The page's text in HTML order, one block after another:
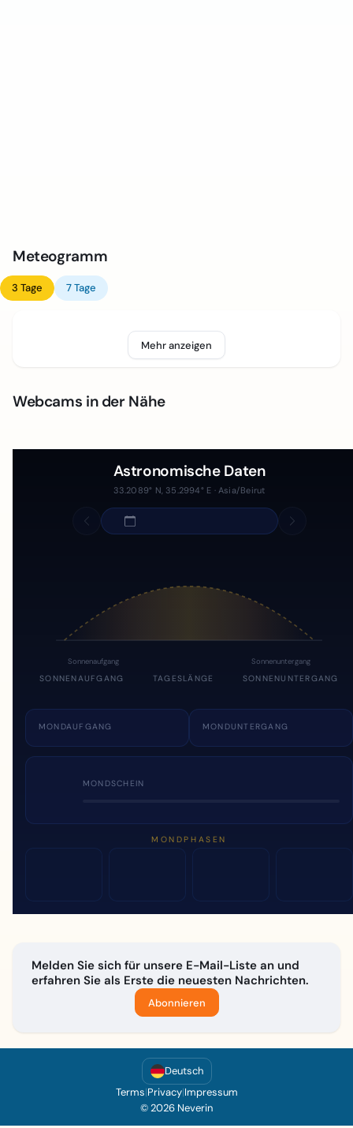
Meteogramm
3 Tage 7 Tage
Mehr anzeigen
Webcams in der Nähe
Astronomische Daten
33.2089° N, 35.2994° E · Asia/Beirut
Sonnenaufgang Sonnenuntergang
SONNENAUFGANG TAGESLÄNGE SONNENUNTERGANG
MONDAUFGANG MONDUNTERGANG
MONDSCHEIN
MONDPHASEN
Melden Sie sich für unsere E-Mail-Liste an und
erfahren Sie als Erste die neuesten Nachrichten.
Abonnieren
Deutsch
Terms|Privacy|Impressum
© 2026 Neverin